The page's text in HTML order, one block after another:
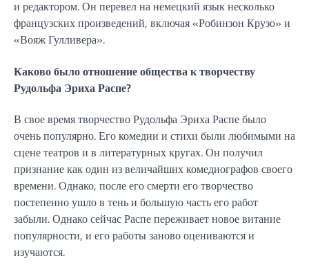
и редактором. Он перевел на немецкий язык несколько
французских произведений, включая «Робинзон Крузо» и
«Вояж Гулливера».
Каково было отношение общества к творчеству
Рудольфа Эриха Распе?
В свое время творчество Рудольфа Эриха Распе было
очень популярно. Его комедии и стихи были любимыми на
сцене театров и в литературных кругах. Он получил
признание как один из величайших комедиографов своего
времени. Однако, после его смерти его творчество
постепенно ушло в тень и большую часть его работ
забыли. Однако сейчас Распе переживает новое витание
популярности, и его работы заново оцениваются и
изучаются.